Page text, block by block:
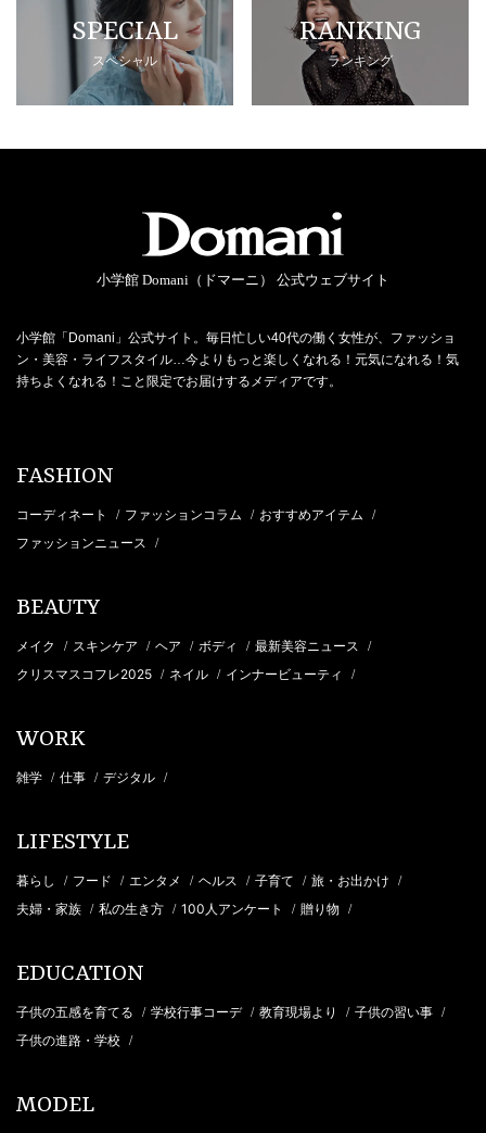
SPECIAL
スペシャル
RANKING
ランキング
小学館 Domani（ドマーニ） 公式ウェブサイト
小学館「Domani」公式サイト。毎日忙しい40代の働く女性が、ファッショ
ン・美容・ライフスタイル…今よりもっと楽しくなれる！元気になれる！気
持ちよくなれる！こと限定でお届けするメディアです。
FASHION
コーディネート / ファッションコラム / おすすめアイテム /
ファッションニュース /
BEAUTY
メイク / スキンケア / ヘア / ボディ / 最新美容ニュース /
クリスマスコフレ2025 / ネイル / インナービューティ /
WORK
雑学 / 仕事 / デジタル /
LIFESTYLE
暮らし / フード / エンタメ / ヘルス / 子育て / 旅・お出かけ /
夫婦・家族 / 私の生き方 / 100人アンケート / 贈り物 /
EDUCATION
子供の五感を育てる / 学校行事コーデ / 教育現場より / 子供の習い事 /
子供の進路・学校 /
MODEL